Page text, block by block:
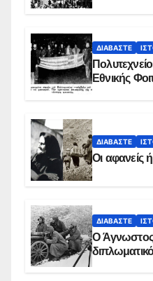
ΔΙΑΒΆΣΤΕ
Εθνικής
ΔΙΑΒΆΣΤΕ
Οι αφανείς
ΔΙΑΒΆΣΤΕ
Ο